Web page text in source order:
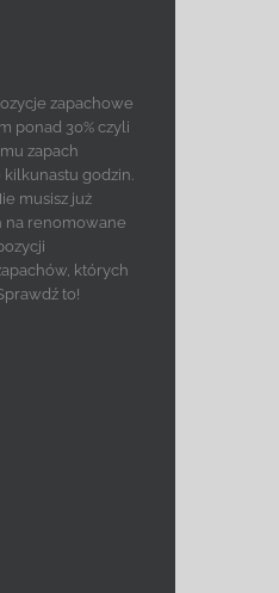
zapachowe
ponad 30% czyli
zapach
kilkunastu godzin.
musisz już
na renomowane
których
to!